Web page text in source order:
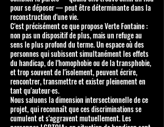
pour se déposer — peut être déterminante dans la
reconstruction d'une vie.
C'est précisément ce que propose Verte Fontaine :
non pas un dispositif de plus, mais un refuge au
sens le plus profond du terme. Un espace où des
personnes qui subissent simultanément les effets
du handicap, de l'homophobie ou de la transphobie,
et trop souvent de l'isolement, peuvent écrire,
rencontrer, transmettre et exister pleinement en
tant qu'auteur·es.
Nous saluons la dimension intersectionnelle de ce
projet, qui reconnaît que ces discriminations se
cumulent et s'aggravent mutuellement. Les